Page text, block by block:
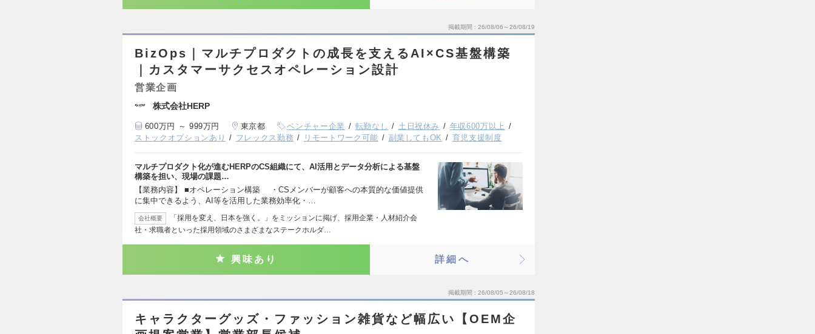
掲載期間 26/08/06～26/08/19
BizOps｜マルチプロダクトの成長を支えるAI×CS基盤構築
｜カスタマーサクセスオペレーション設計
営業企画
株式会社HERP
600万円 ～ 999万円 東京都 ベンチャー企業 転勤なし 土日祝休み
年収600万以上
ストックオプションあり
フレックス勤務 リモートワーク可能 副業してもOK 育児支援制度
マルチプロダクト化が進むHERPのCS組織にて、AI活用とデータ分析による基盤
構築を担い、現場の課題…
【業務内容】 ■オペレーション構築 ・CSメンバーが顧客への本質的な価値提供
に集中できるよう、AI等を活用した業務効率化・…
会社概要
「採用を変え、日本を強く。」をミッションに掲げ、採用企業・人材紹介会
社・求職者といった採用領域のさまざまなステークホルダ…
興味あり 詳細へ
掲載期間 26/08/05～26/08/18
キャラクターグッズ・ファッション雑貨など幅広い【OEM企